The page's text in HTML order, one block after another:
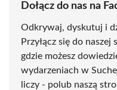
Dołącz do nas na
Odkrywaj, dyskutuj i
Przyłącz się do naszej
gdzie możesz
wydarzeniach w
liczy - polub naszą